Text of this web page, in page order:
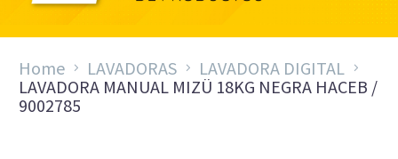
Home LAVADORAS
LAVADORA DIGITAL
LAVADORA MANUAL MIZÜ 18KG NEGRA HACEB /
9002785